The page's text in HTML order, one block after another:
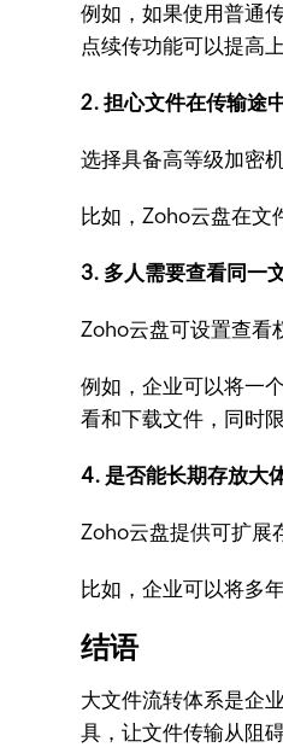
例如，如果使用普通
点续传功能可以提高
2. 担心文件在传输途
选择具备高等级加密
比如，Zoho云盘在文
3. 多人需要查看同一
Zoho云盘可设置查看
例如，企业可以将一
看和下载文件，同时
4. 是否能长期存放大
Zoho云盘提供可扩展
比如，企业可以将多
结语
大文件流转体系是企
具，让文件传输从阻